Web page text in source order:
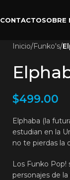
CONTACTOSOBRE
Inicio/Funko's/
$499.00
Elphaba (la
estudian en la
no te pierdas la
Los Funko Pop!
personajes de